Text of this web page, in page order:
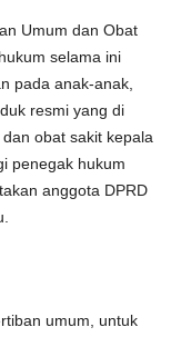
Umum dan Obat
selama ini
pada anak-anak,
resmi yang di
obat sakit kepala
penegak hukum
anggota DPRD
umum, untuk